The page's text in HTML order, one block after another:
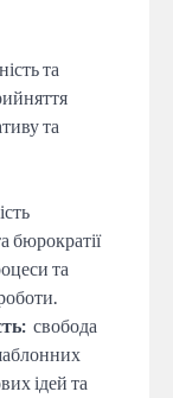
та
та
бюрократії
та
свобода
ідей та